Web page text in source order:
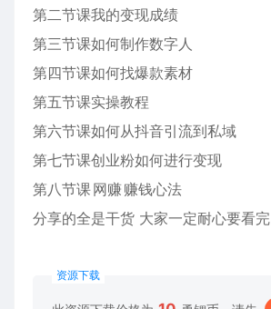
第二节课我的变现成绩
第三节课如何制作数字人
第四节课如何找爆款素材
第五节课实操教程
第六节课如何从抖音引流到私域
第七节课创业粉如何进行变现
第八节课网赚赚钱心法
分享的全是干货 大家一定耐心要看完
资源下载